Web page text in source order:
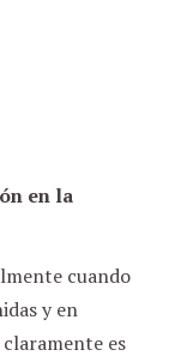
en la
cuando
y en
es